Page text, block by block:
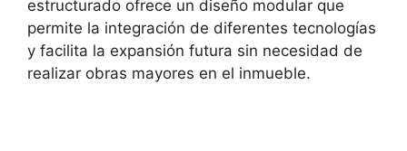
estructurado ofrece un diseño modular que
permite la integración de diferentes tecnologías
y facilita la expansión futura sin necesidad de
realizar obras mayores en el inmueble.